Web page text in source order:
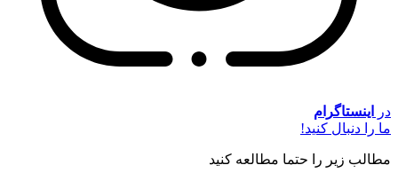
در
اینستاگرام
ما را دنبال کنید!
مطالب زیر را حتما مطالعه کنید